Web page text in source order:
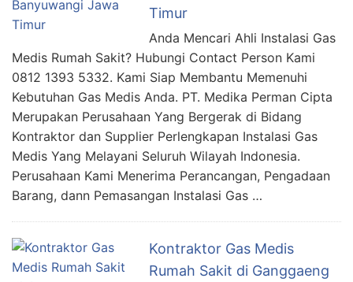
Timur
Anda Mencari Ahli Instalasi Gas
Medis Rumah Sakit? Hubungi Contact Person Kami
0812 1393 5332. Kami Siap Membantu Memenuhi
Kebutuhan Gas Medis Anda. PT. Medika Perman Cipta
Merupakan Perusahaan Yang Bergerak di Bidang
Kontraktor dan Supplier Perlengkapan Instalasi Gas
Medis Yang Melayani Seluruh Wilayah Indonesia.
Perusahaan Kami Menerima Perancangan, Pengadaan
Barang, dann Pemasangan Instalasi Gas …
Kontraktor Gas Medis
Rumah Sakit di Ganggaeng